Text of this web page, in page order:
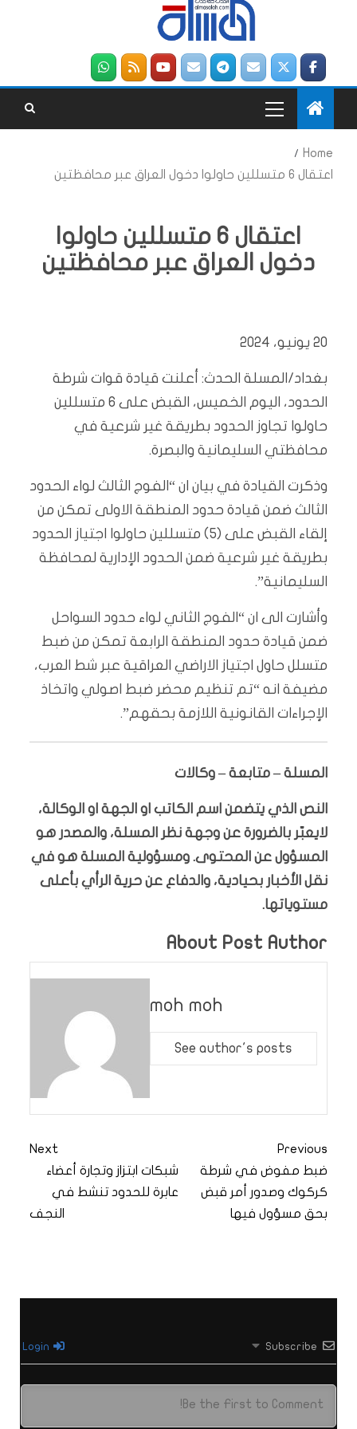
Home
اعتقال 6 متسللين حاولوا دخول العراق عبر محافظتين
اعتقال 6 متسللين حاولوا
دخول العراق عبر محافظتين
20 يونيو، 2024
بغداد/المسلة الحدث: أعلنت قيادة قوات شرطة
الحدود، اليوم الخميس، القبض على 6 متسللين
حاولوا تجاوز الحدود بطريقة غير شرعية في
محافظتي السليمانية والبصرة.
وذكرت القيادة في بيان ان “الفوج الثالث لواء الحدود
الثالث ضمن قيادة حدود المنطقة الاولى تمكن من
إلقاء القبض على (5) متسللين حاولوا اجتياز الحدود
بطريقة غير شرعية ضمن الحدود الإدارية لمحافظة
السليمانية”.
وأشارت الى ان “الفوج الثاني لواء حدود السواحل
ضمن قيادة حدود المنطقة الرابعة تمكن من ضبط
متسلل حاول اجتياز الاراضي العراقية عبر شط العرب،
مضيفة انه “تم تنظيم محضر ضبط اصولي واتخاذ
الإجراءات القانونية اللازمة بحقهم”.
المسلة – متابعة – وكالات
النص الذي يتضمن اسم الكاتب او الجهة او الوكالة،
لايعبّر بالضرورة عن وجهة نظر المسلة، والمصدر هو
المسؤول عن المحتوى. ومسؤولية المسلة هو في
نقل الأخبار بحيادية، والدفاع عن حرية الرأي بأعلى
مستوياتها.
About Post Author
moh moh
See author's posts
Previous
ضبط مفوض في شرطة
كركوك وصدور أمر قبض
بحق مسؤول فيها
Next
شبكات ابتزاز وتجارة أعضاء
عابرة للحدود تنشط في
النجف
Subscribe